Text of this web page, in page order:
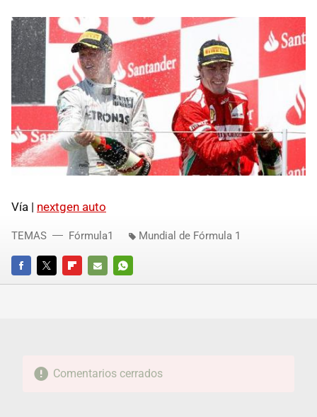
Vía | nextgen auto
FACEBOOKTWITTERFLIPBOARD
E-
WHATSAPP
TEMAS Fórmula1 Mundial de Fórmula 1
Comentarios cerrados